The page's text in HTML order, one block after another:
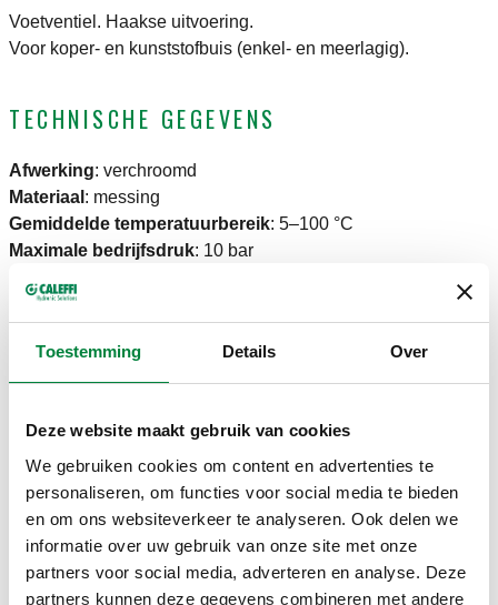
Toestemming Details Over
Deze website maakt gebruik van cookies
We gebruiken cookies om content en advertenties te
personaliseren, om functies voor social media te bieden
en om ons websiteverkeer te analyseren. Ook delen we
informatie over uw gebruik van onze site met onze
partners voor social media, adverteren en analyse. Deze
partners kunnen deze gegevens combineren met andere
Voetventiel. Haakse uitvoering.
Voor koper- en kunststofbuis (enkel- en meerlagig).
TECHNISCHE GEGEVENS
Afwerking: verchroomd
Materiaal : messing
Gemiddelde temperatuurbereik: 5–100 °C
Maximale bedrijfsdruk: 10 bar
TEKENINGEN EN SPECIFICATIES
228-1) M
23 p. 1,5
einduitgang,
haakse
aansluiting
2,42
m³/h